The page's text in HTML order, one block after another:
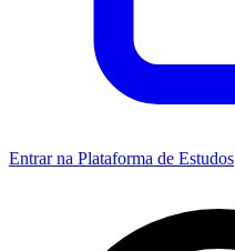
Entrar na Plataforma de Estudos